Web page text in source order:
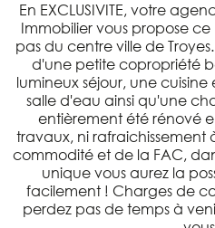
En EXCLUSIVITE, votre
Immobilier vous propose
pas du centre ville de
d'une petite copropriété
lumineux séjour, une
salle d'eau ainsi qu'une
entièrement été rénové
travaux, ni rafraichissement
commodité et de la FAC,
unique vous aurez la
facilement ! Charges de
perdez pas de temps à